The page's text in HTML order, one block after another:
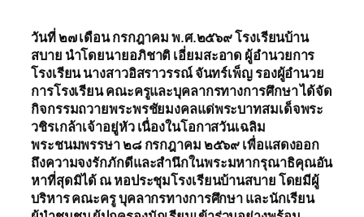
วันที่ ๒๗ เดือน กรกฎาคม พ.ศ.๒๕๖๙ โรงเรียนบ้าน
สบาย นำโดยนายอภิชาติ เอี่ยมสะอาด ผู้อำนวยการ
โรงเรียน นางสาวอิสราวรรณ์ จันทร์เพ็ญ รองผู้อำนวย
การโรงเรียน คณะครูและบุคลากรทางการศึกษา ได้จัด
กิจกรรมถวายพระพรชัยมงคลแด่พระบาทสมเด็จพระ
วชิรเกล้าเจ้าอยู่หัว เนื่องในโอกาสวันเฉลิม
พระชนมพรรษา ๒๘ กรกฎาคม ๒๕๖๙ เพื่อแสดงออก
ถึงความจงรักภักดีและสำนึกในพระมหากรุณาธิคุณอัน
หาที่สุดมิได้ ณ หอประชุมโรงเรียนบ้านสบาย โดยมีผู้
บริหาร คณะครู บุคลากรทางการศึกษา และนักเรียน